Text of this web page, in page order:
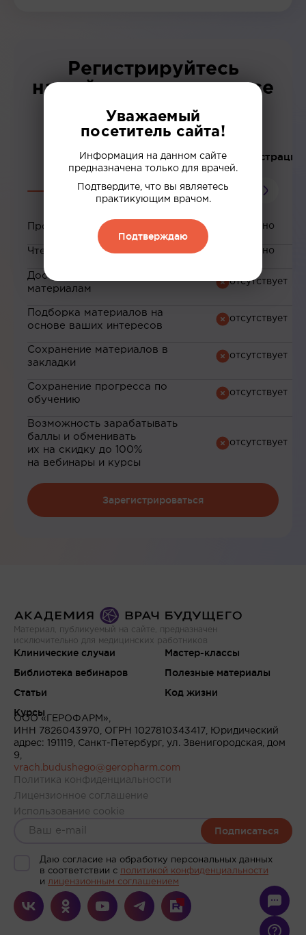
Регистрируйтесь
на сайте и получите все
возможности нашей
платформы!
До регистрации
Просмотр вебинаров
Чтение статей
Доступ к закрытым
материалам
Подборка материалов на
основе ваших интересов
Сохранение материалов в
закладки
Сохранение прогресса по
обучению
Возможность зарабатывать
баллы и обменивать
их на скидку до 100%
на вебинары и курсы
Зарегистрироваться
Материал, публикуемый на сайте, предназначен
исключительно для медицинских работников
Клинические случаи
Библиотека вебинаров
Статьи
Курсы
Мастер-классы
Полезные материалы
Код жизни
ООО «ГЕРОФАРМ»,
ИНН 7826043970, ОГРН 1027810343417, Юридический
адрес: 191119, Санкт-Петербург, ул. Звенигородская, дом
9,
vrach.budushego@geropharm.com
Политика конфиденциальности
Лицензионное соглашение
Использование cookie
Подписаться
Даю согласие на обработку персональных данных
в соответствии c политикой конфиденциальности
и лицензионным соглашением
Уважаемый
посетитель сайта!
Информация на данном сайте
предназначена только для врачей.
Подтвердите, что вы являетесь
практикующим врачом.
Подтверждаю